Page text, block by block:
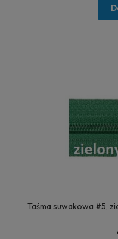
Taśma suwakowa #5,